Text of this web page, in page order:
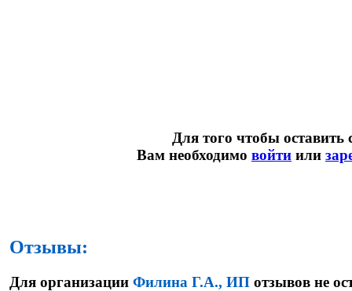
Для того чтобы оставить
Вам необходимо войти или
Отзывы:
Для организации Филина Г.А., ИП отзывов не